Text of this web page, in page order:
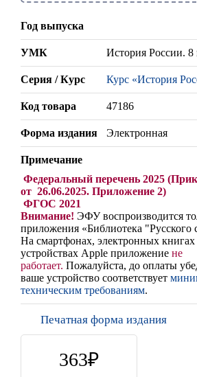
Год выпуска
УМК История России. 8
Серия / Курс Курс «История
Код товара 47186
Форма издания Электронная
Примечание
Федеральный перечень 2025
от 26.06.2025. Приложение 2)
ФГОС 2021
Внимание! ЭФУ воспроизводится
приложения «Библиотека "Русского
На смартфонах, электронных книгах
устройствах Apple приложение не
работает. Пожалуйста, до оплаты
ваше устройство соответствует
техническим требованиям.
Печатная форма издания
363